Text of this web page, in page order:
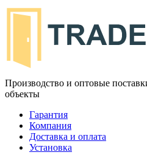
Производство и оптовые
объекты
Гарантия
Компания
Доставка и оплата
Установка